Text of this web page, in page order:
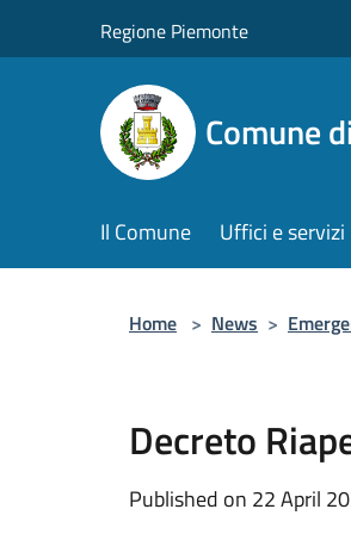
Regione Piemonte
Comune
Il Comune Uffici e servizi
Home > News >
Decreto
Published on 22 April